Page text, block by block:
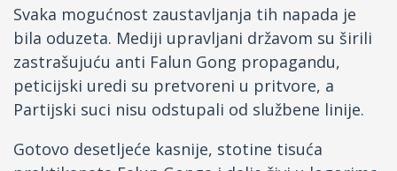
Svaka mogućnost zaustavljanja tih napada je
bila oduzeta. Mediji upravljani državom su širili
zastrašujuću anti Falun Gong propagandu,
peticijski uredi su pretvoreni u pritvore, a
Partijski suci nisu odstupali od službene linije.
Gotovo desetljeće kasnije, stotine tisuća